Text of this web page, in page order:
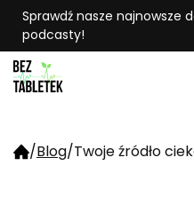
Sprawdź nasze najnowsze
podcasty!
/Blog/Twoje źródło